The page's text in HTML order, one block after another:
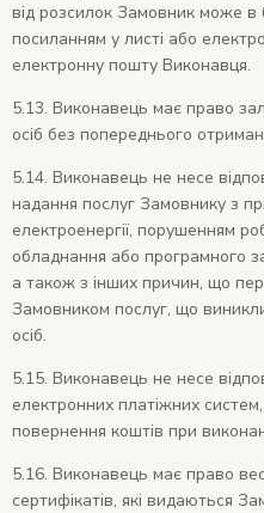
від розсилок Замовник може
посиланням у листі або
електронну пошту Виконавця.
5.13. Виконавець має право
осіб без попереднього
5.14. Виконавець не несе
надання послуг Замовнику з
електроенергії, порушенням
обладнання або програмного
а також з інших причин, що
Замовником послуг, що
осіб.
5.15. Виконавець не несе
електронних платіжних
повернення коштів при
5.16. Виконавець має право
сертифікатів, які видаються